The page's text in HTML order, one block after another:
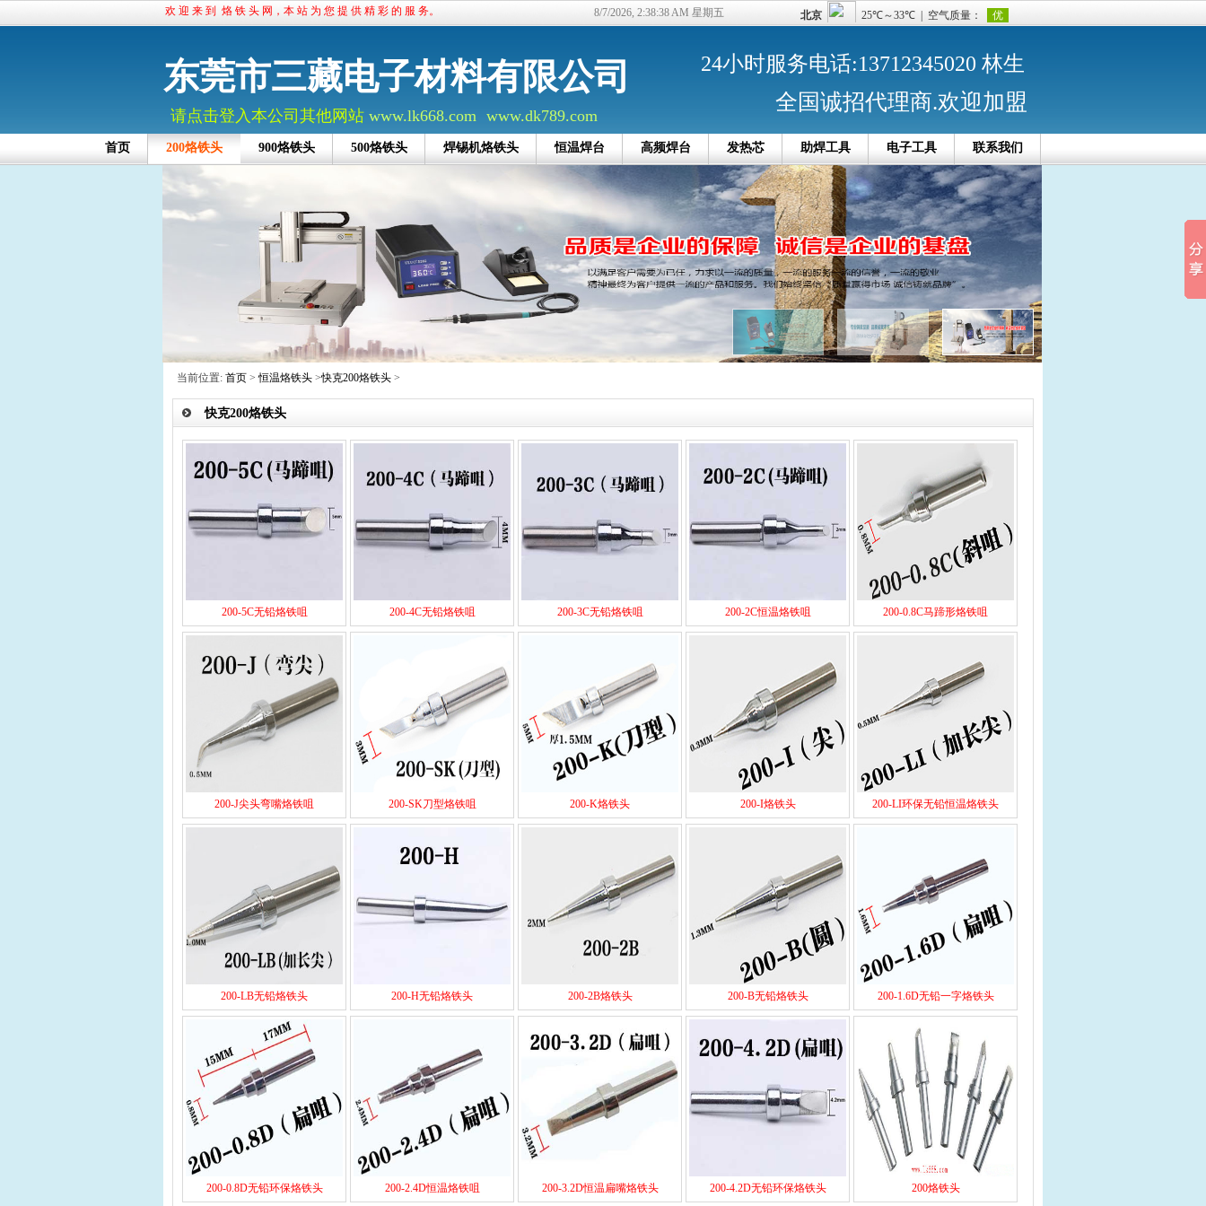
东莞市三藏电子材料有限公司
8/7/2026, 2:38:38 AM 星期五
全国诚招代理商.欢迎加盟
24小时服务电话:13712345020 林生
欢 迎 来 到 烙 铁 头 网，本 站 为 您 提 供 精 彩 的 服 务。
请点击登入本公司其他网站 www.lk668.com www.dk789.com
首页 200烙铁头 900烙铁头 500烙铁头 焊锡机烙铁头 恒温焊台 高频焊台 发热芯 助焊工具 电子工具 联系我们
当前位置: 首页 >恒温烙铁头 >快克200烙铁头 >
快克200烙铁头
200-5C无铅烙铁咀 200-4C无铅烙铁咀 200-3C无铅烙铁咀 200-2C恒温烙铁咀 200-0.8C马蹄形烙铁咀
200-J尖头弯嘴烙铁咀 200-SK刀型烙铁咀 200-K烙铁头 200-I烙铁头 200-LI环保无铅恒温烙铁头
200-LB无铅烙铁头 200-H无铅烙铁头 200-2B烙铁头 200-B无铅烙铁头 200-1.6D无铅一字烙铁头
200-0.8D无铅环保烙铁头 200-2.4D恒温烙铁咀 200-3.2D恒温扁嘴烙铁头 200-4.2D无铅环保烙铁头 200烙铁头